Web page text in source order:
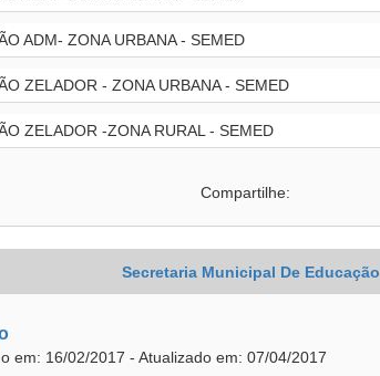
ADM- ZONA URBANA - SEMED
ZELADOR - ZONA URBANA - SEMED
ZELADOR -ZONA RURAL - SEMED
Compartilhe:
Secretaria Municipal De Educação
em: 16/02/2017 - Atualizado em: 07/04/2017